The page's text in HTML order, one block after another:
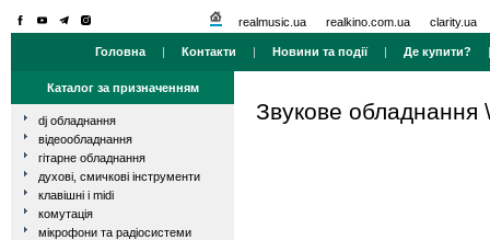
realmusic.ua realkino.com.ua clarity.ua
Головна | Контакти | Новини та події| Де купити?
Каталог за призначенням
dj обладнання
відеообладнання
гітарне обладнання
духові, смичкові інструменти
клавішні і midi
комутація
мікрофони та радіосистеми
Звукове обладнання